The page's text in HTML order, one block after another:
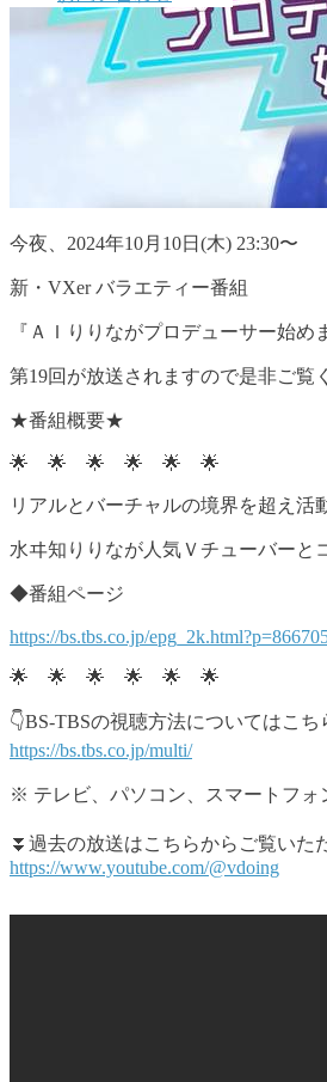
今夜、2024年10月10日(木) 23:30〜
新・VXer バラエティー番組
『ＡＩりりながプロデューサー始め
第19回が放送されますので是非ご覧
★番組概要★
🌟 🌟 🌟 🌟 🌟 🌟
リアルとバーチャルの境界を超え活
水ヰ知りりなが人気Ｖチューバーと
◆番組ページ
https://bs.tbs.co.jp/
🌟 🌟 🌟 🌟 🌟 🌟
👇BS-TBSの視聴方法についてはこち
https://bs.tbs.co.jp/multi/
※ テレビ、パソコン、スマートフォ
⏬過去の放送はこちらからご覧いた
https://www.youtube.com/@vdoing